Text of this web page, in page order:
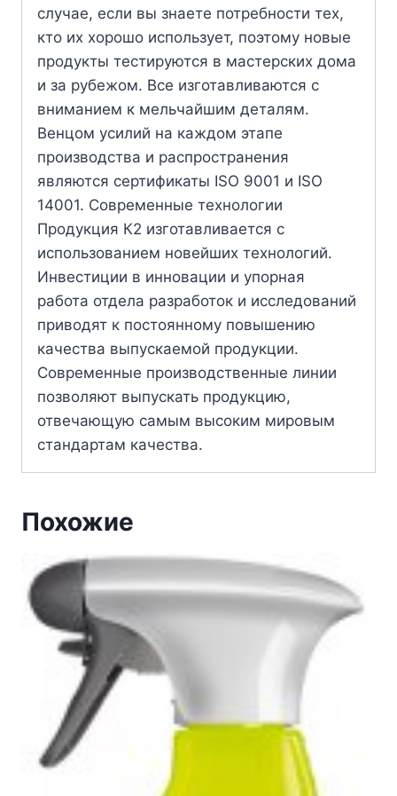
случае, если вы знаете потребности тех,
кто их хорошо использует, поэтому новые
продукты тестируются в мастерских дома
и за рубежом. Все изготавливаются с
вниманием к мельчайшим деталям.
Венцом усилий на каждом этапе
производства и распространения
являются сертификаты ISO 9001 и ISO
14001. Современные технологии
Продукция К2 изготавливается с
использованием новейших технологий.
Инвестиции в инновации и упорная
работа отдела разработок и исследований
приводят к постоянному повышению
качества выпускаемой продукции.
Современные производственные линии
позволяют выпускать продукцию,
отвечающую самым высоким мировым
стандартам качества.
Похожие